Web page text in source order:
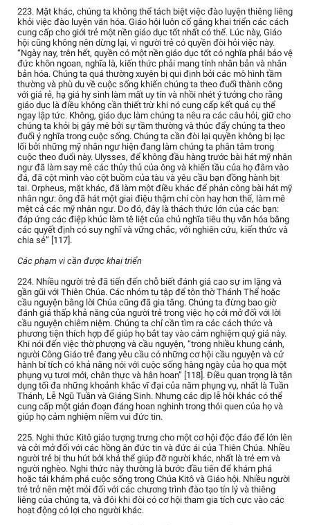
223. Mặt khác, chúng ta không thể tách biệt việc đào luyện thiêng liêng
khỏi việc đào luyện văn hóa. Giáo hội luôn cố gắng khai triển các cách
cung cấp cho giới trẻ một nền giáo dục tốt nhất có thể. Lúc này, Giáo
hội cũng không nên dừng lại, vì người trẻ có quyền đòi hỏi việc này.
“Ngày nay, trên hết, quyền có một nền giáo dục tốt có nghĩa phải bảo vệ
đức khôn ngoan, nghĩa là, kiến thức phải mang tính nhân bản và nhân
bản hóa. Chúng ta quá thường xuyên bị qui định bởi các mô hình tầm
thường và phù du về cuộc sống khiến chúng ta theo đuổi thành công
với giá rẻ, hạ giá hy sinh làm mất uy tín và nhồi nhét ý tưởng cho rằng
giáo dục là điều không cần thiết trừ khi nó cung cấp kết quả cụ thể
ngay lập tức. Không, giáo dục làm chúng ta nêu ra các câu hỏi, giữ cho
chúng ta khỏi bị gây mê bởi sự tầm thường và thúc đẩy chúng ta theo
đuổi ý nghĩa trong cuộc sống. Chúng ta cần đòi lại quyền không bị lạc
lối bởi những mỹ nhân ngư hiện đang làm chúng ta phân tâm trong
cuộc theo đuổi này. Ulysses, để không đầu hàng trước bài hát mỹ nhân
ngư đã làm say mê các thủy thủ của ông và khiến tầu của họ đâm vào
đá, đã cột mình vào cột buồm của tàu và yêu cầu bạn đồng hành bịt
tai. Orpheus, mặt khác, đã làm một điều khác để phản công bài hát mỹ
nhân ngư: ông đã hát một giai điệu thậm chí còn hay hơn thế, làm mê
mệt cả các mỹ nhân ngư. Do đó, đây là thách thức lớn của các bạn:
đáp ứng các điệp khúc làm tê liệt của chủ nghĩa tiêu thụ văn hóa bằng
các quyết định có suy nghĩ và vững chắc, với nghiên cứu, kiến thức và
chia sẻ” [117].
Các phạm vi cần được khai triển
224. Nhiều người trẻ đã tiến đến chỗ biết đánh giá cao sự im lặng và
gần gũi với Thiên Chúa. Các nhóm tụ tập để tôn thờ Thánh Thể hoặc
cầu nguyện bằng lời Chúa cũng đã gia tăng. Chúng ta đừng bao giờ
đánh giá thấp khả năng của người trẻ trong việc họ cởi mở đối với lời
cầu nguyện chiêm niệm. Chúng ta chỉ cần tìm ra các cách thức và
phương tiện thích hợp để giúp họ bắt tay vào cảm nghiệm quý giá này.
Khi nói đến việc thờ phượng và cầu nguyện, “trong nhiều khung cảnh,
người Công Giáo trẻ đang yêu cầu có những cơ hội cầu nguyện và cử
hành bí tích có khả năng nói với cuộc sống hàng ngày của họ qua một
phụng vụ tươi mới, chân thực và hân hoan” [118]. Điều quan trọng là tận
dụng tối đa những khoảnh khắc vĩ đại của năm phụng vụ, nhất là Tuần
Thánh, Lễ Ngũ Tuần và Giáng Sinh. Nhưng các dịp lễ hội khác có thể
cung cấp một gián đoạn đáng hoan nghinh trong thói quen của họ và
giúp họ cảm nghiệm niềm vui đức tin.
225. Nghi thức Kitô giáo tượng trưng cho một cơ hội độc đáo để lớn lên
và cởi mở đối với các hồng ân đức tin và đức ái của Thiên Chúa. Nhiều
người trẻ bị thu hút bởi khả thể giúp đỡ người khác, nhất là trẻ em và
người nghèo. Nghi thức này thường là bước đầu tiên để khám phá
hoặc tái khám phá cuộc sống trong Chúa Kitô và Giáo hội. Nhiều người
trẻ trở nên mệt mỏi đối với các chương trình đào tạo tín lý và thiêng
liêng của chúng ta, và đôi khi đòi có cơ hội tham gia tích cực vào các
hoạt động có lợi cho người khác.